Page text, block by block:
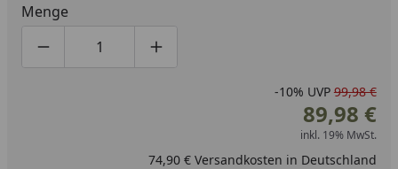
Menge
Produktmenge um eins verringern
Produktmenge manuell eingeben
Produktmenge um eins erhöhen
-10% UVP 99,98 €
89,98 €
inkl. 19% MwSt.
74,90 € Versandkosten in Deutschland